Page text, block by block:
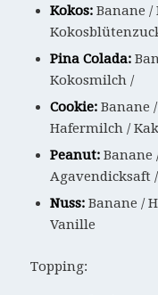
Kokos: Banane /
Pina Colada:
Kokosmilch /
Cookie:Banane
Hafermilch /
Peanut:Banane
Agavendicksaft
Nuss:Banane /
Vanille
Topping: